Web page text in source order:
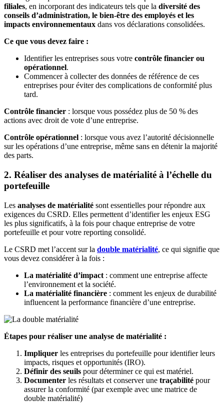
filiales, en incorporant des indicateurs tels que la diversité des
conseils d’administration, le bien-être des employés et les
impacts environnementaux dans vos déclarations consolidées.
Ce que vous devez faire :
Identifier les entreprises sous votre contrôle financier ou
opérationnel.
Commencer à collecter des données de référence de ces
entreprises pour éviter des complications de conformité plus
tard.
Contrôle financier : lorsque vous possédez plus de 50 % des
actions avec droit de vote d’une entreprise.
Contrôle opérationnel : lorsque vous avez l’autorité décisionnelle
sur les opérations d’une entreprise, même sans en détenir la majorité
des parts.
2. Réaliser des analyses de matérialité à l’échelle du
portefeuille
Les analyses de matérialité sont essentielles pour répondre aux
exigences du CSRD. Elles permettent d’identifier les enjeux ESG
les plus significatifs, à la fois pour chaque entreprise de votre
portefeuille et pour votre reporting consolidé.
Le CSRD met l’accent sur la double matérialité, ce qui signifie que
vous devez considérer à la fois :
La matérialité d’impact : comment une entreprise affecte
l’environnement et la société.
La matérialité financière : comment les enjeux de durabilité
influencent la performance financière d’une entreprise.
Étapes pour réaliser une analyse de matérialité :
Impliquer les entreprises du portefeuille pour identifier leurs
impacts, risques et opportunités (IRO).
Définir des seuils pour déterminer ce qui est matériel.
Documenter les résultats et conserver une traçabilité pour
assurer la conformité (par exemple avec une matrice de
double matérialité)